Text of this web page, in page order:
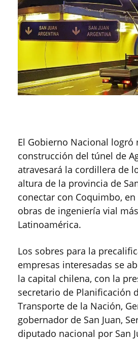
El Gobierno Nacional logró
construcción del túnel de
atravesará la cordillera de
altura de la provincia de
conectar con Coquimbo, en
obras de ingeniería vial
Latinoamérica.
Los sobres para la
empresas interesadas se
la capital chilena, con la
secretario de Planificación
Transporte de la Nación,
gobernador de San Juan,
diputado nacional por San